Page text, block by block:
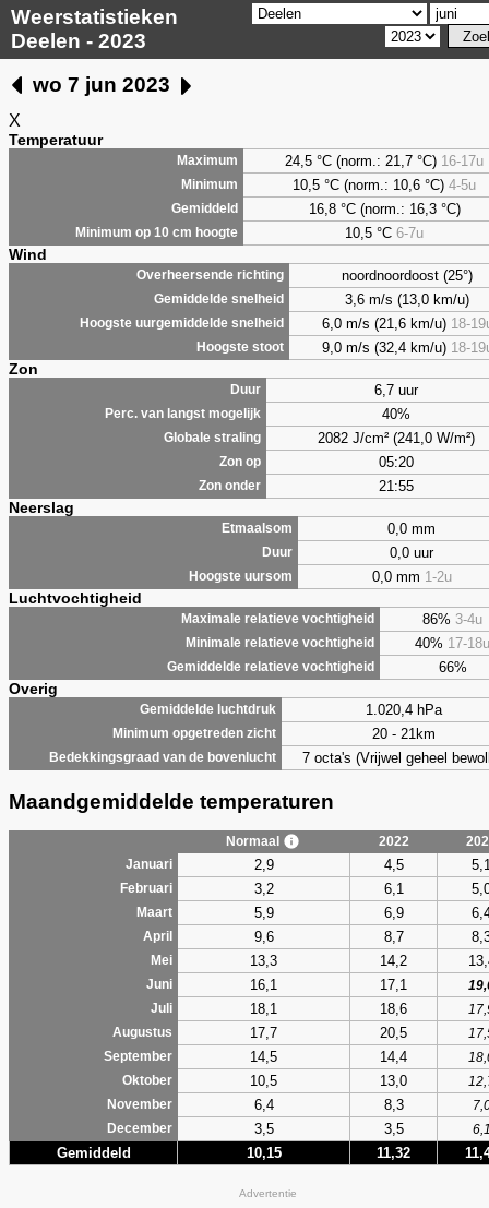
Weerstatistieken
Deelen - 2023
wo 7 jun 2023
X
Temperatuur
Maximum 24,5 °C (norm.: 21,7 °C) 16-17u
Minimum 10,5 °C (norm.: 10,6 °C) 4-5u
Gemiddeld 16,8 °C (norm.: 16,3 °C)
Minimum op 10 cm hoogte 10,5 °C 6-7u
Wind
Overheersende richting noordnoordoost (25°)
Gemiddelde snelheid 3,6 m/s (13,0 km/u)
Hoogste uurgemiddelde snelheid 6,0 m/s (21,6 km/u) 18-
Hoogste stoot 9,0 m/s (32,4 km/u) 18-
Zon
Duur 6,7 uur
Perc. van langst mogelijk 40%
Globale straling 2082 J/cm² (241,0 W/m²)
Zon op 05:20
Zon onder 21:55
Neerslag
Etmaalsom 0,0 mm
Duur 0,0 uur
Hoogste uursom 0,0 mm 1-2u
Luchtvochtigheid
Maximale relatieve vochtigheid 86% 3-4u
Minimale relatieve vochtigheid 40% 17-18u
Gemiddelde relatieve vochtigheid 66%
Overig
Gemiddelde luchtdruk 1.020,4 hPa
Minimum opgetreden zicht 20 - 21km
Bedekkingsgraad van de bovenlucht 7 octa's (Vrijwel geheel
Maandgemiddelde temperaturen
Normaal 2022
Januari
2,9 4,5
Februari 3,2 6,1
Maart 5,9 6,9
April 9,6 8,7
Mei 13,3 14,2
Juni 16,1 17,1
Juli
18,1 18,6
Augustus
17,7 20,5
September
14,5 14,4
Oktober
10,5 13,0
November
6,4 8,3
December
3,5 3,5
Gemiddeld 10,15 11,32
Advertentie